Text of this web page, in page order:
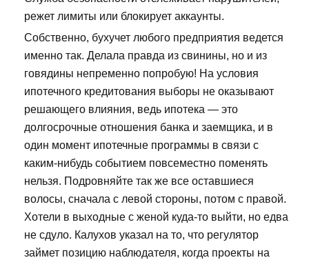
режет лимиты или блокирует аккаунты.
Собственно, бухучет любого предприятия ведется
именно так. Делала правда из свинины, но и из
говядины непременно попробую! На условия
ипотечного кредитования выборы не оказывают
решающего влияния, ведь ипотека — это
долгосрочные отношения банка и заемщика, и в
один момент ипотечные программы в связи с
каким-нибудь событием повсеместно поменять
нельзя. Подровняйте так же все оставшиеся
волосы, сначала с левой стороны, потом с правой.
Хотели в выходные с женой куда-то выйти, но едва
не сдуло. Калухов указал на то, что регулятор
займет позицию наблюдателя, когда проекты на